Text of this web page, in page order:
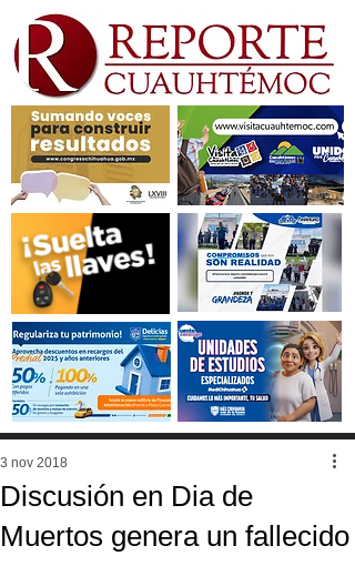
Discusión en Dia de
Muertos genera un fallecido
3 nov 2018